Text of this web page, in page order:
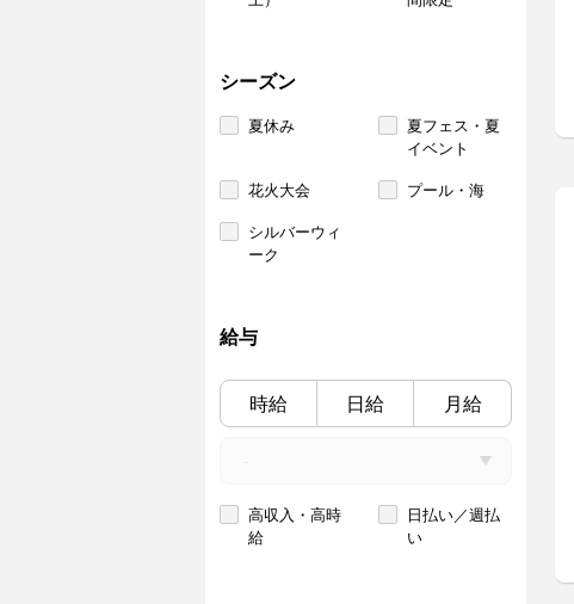
シーズン
夏休み
夏フェス・夏
イベント
花火大会 プール・海
シルバーウィ
ーク
給与
時給 日給 月給
高収入・高時
給
日払い／週払
い